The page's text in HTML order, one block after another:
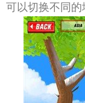
可以切换不同的